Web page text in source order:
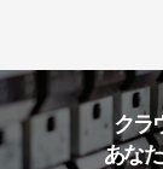
クラ
あな